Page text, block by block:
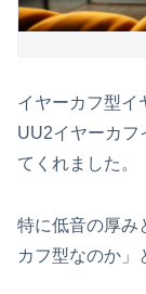
イヤーカフ型イ
UU2イヤーカフ
てくれました。
特に低音の厚み
カフ型なのか」